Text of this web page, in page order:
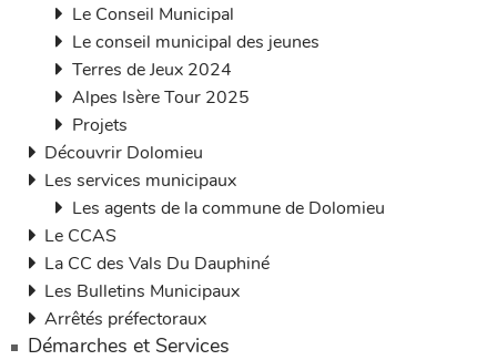
Le Conseil Municipal
Le conseil municipal des jeunes
Terres de Jeux 2024
Alpes Isère Tour 2025
Projets
Découvrir Dolomieu
Les services municipaux
Les agents de la commune de Dolomieu
Le CCAS
La CC des Vals Du Dauphiné
Les Bulletins Municipaux
Arrêtés préfectoraux
Démarches et Services